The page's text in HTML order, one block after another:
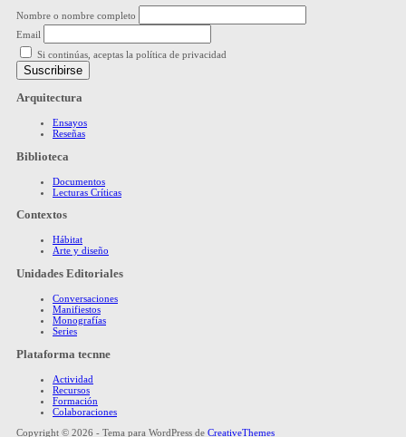
Nombre o nombre completo
Email
Si continúas, aceptas la política de privacidad
Arquitectura
Ensayos
Reseñas
Biblioteca
Documentos
Lecturas Críticas
Contextos
Hábitat
Arte y diseño
Unidades Editoriales
Conversaciones
Manifiestos
Monografías
Series
Plataforma tecnne
Actividad
Recursos
Formación
Colaboraciones
Copyright © 2026 - Tema para WordPress de CreativeThemes